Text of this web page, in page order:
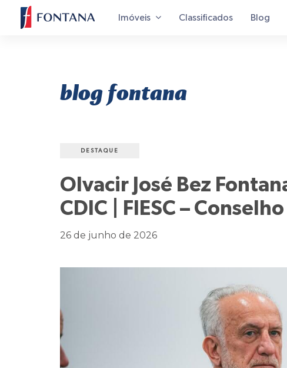
Imóveis Classificados Blog
blog fontana
DESTAQUE
Olvacir José Bez
CDIC | FIESC –
26 de junho de 2026